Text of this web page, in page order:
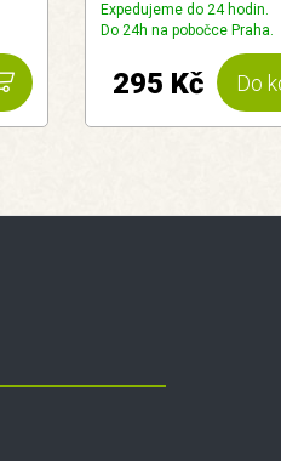
Expedujeme do 24 hodin.
Do 24h na pobočce Praha.
Do
295 Kč